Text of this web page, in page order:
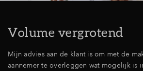
Volume vergrotend
Mijn advies aan de klant is om met de
aannemer te overleggen wat mogelijk is